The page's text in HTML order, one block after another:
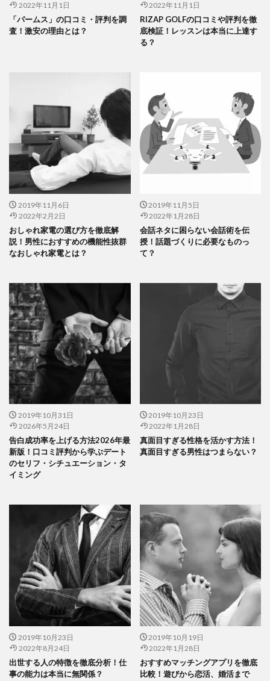
2022年11月1日
「パームス」の口コミ・評判を調
査！激安の理由とは？
2022年11月1日
RIZAP GOLFの口コミや評判を徹
底検証！レッスンは本当に上達す
る？
2019年11月6日
2022年2月2日
おしゃれ家電の選び方を徹底解
説！男性におすすめの機能性抜群
なおしゃれ家電とは？
2019年11月5日
2022年1月28日
会話ネタに困らない会話術を伝
授！話題づくりに必要なものっ
て？
2019年10月31日
2026年5月24日
告白成功率を上げる方法2026年最
新版！口コミ評判から学ぶデート
のセリフ・シチュエーション・タ
イミング
2019年10月23日
2022年1月28日
真面目すぎる性格を活かす方法！
真面目すぎる男性はつまらない？
2019年10月23日
2022年8月24日
出世する人の特徴を徹底分析！仕
事の能力は本当に無関係？
2019年10月19日
2022年1月28日
おすすめマッチングアプリを徹底
比較！遊びから恋活、婚活まで